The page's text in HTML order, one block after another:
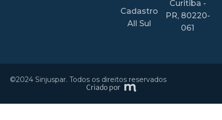
Cadastro
All Sul
Curitiba -
PR, 80220-
061
©2024 Sinjuspar. Todos os direitos reservados
Criado por